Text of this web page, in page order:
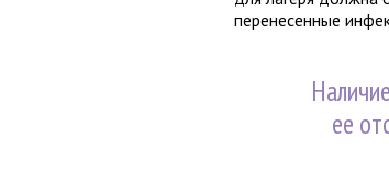
перенесенные
ее